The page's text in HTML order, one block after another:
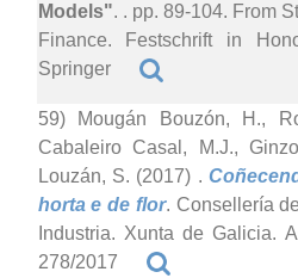
Models". . pp. 89-104. From
Finance. Festschrift in
Springer
59) Mougán Bouzón, H.,
Cabaleiro Casal, M.J.,
Louzán, S. (2017) .
horta e de flor. Consellería
Industria. Xunta de Galicia.
278/2017